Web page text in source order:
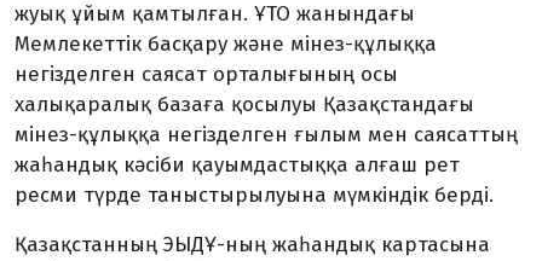
жуық ұйым қамтылған. ҰТО жанындағы
Мемлекеттік басқару және мінез-құлыққа
негізделген саясат орталығының осы
халықаралық базаға қосылуы Қазақстандағы
мінез-құлыққа негізделген ғылым мен саясаттың
жаһандық кәсіби қауымдастыққа алғаш рет
ресми түрде таныстырылуына мүмкіндік берді.
Қазақстанның ЭЫДҰ-ның жаһандық картасына